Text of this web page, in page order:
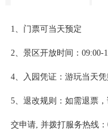
1、门票可当天预定
2、景区开放时间：09:00-
4、入园凭证：游玩当天
5、退改规则：如需退票
交申请, 并拨打服务热线：